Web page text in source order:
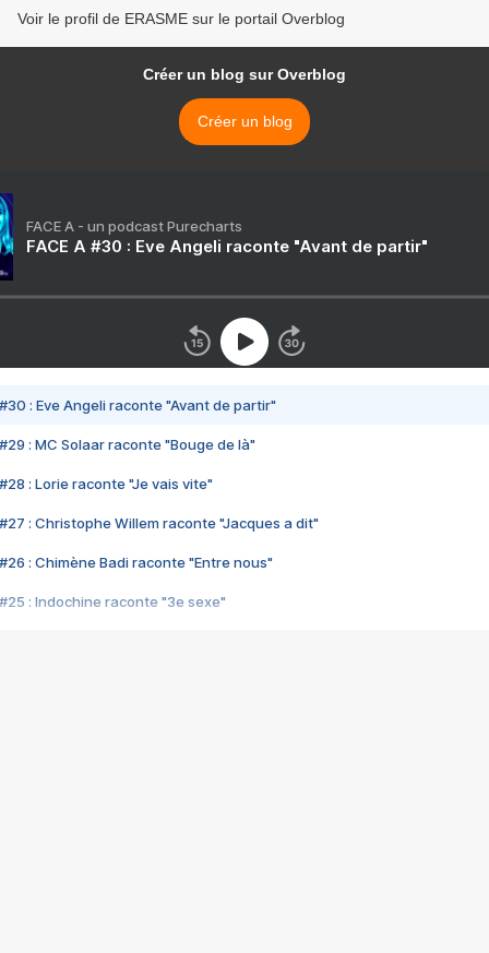
Voir le profil de ERASME sur le portail Overblog
Créer un blog sur Overblog
Créer un blog
FACE A - un podcast Purecharts
FACE A #30 : Eve Angeli raconte "Avant de partir"
#30 : Eve Angeli raconte "Avant de partir"
#29 : MC Solaar raconte "Bouge de là"
#28 : Lorie raconte "Je vais vite"
#27 : Christophe Willem raconte "Jacques a dit"
#26 : Chimène Badi raconte "Entre nous"
#25 : Indochine raconte "3e sexe"